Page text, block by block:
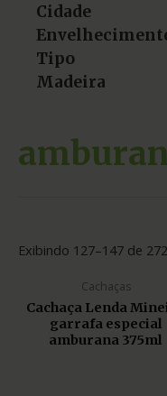
Cidade
Tipo
Madeira
Exibindo 127–147 de
Cachaças
Cachaça Lenda
garrafa especial
amburana 375ml